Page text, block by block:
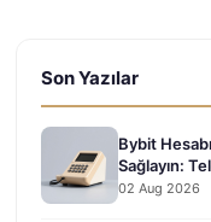
Son Yazılar
Bybit
Sağlayın:
02 Aug 2026